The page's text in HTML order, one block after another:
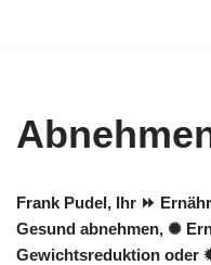
Frank Pudel, Ihr ⏩
Gesund abnehmen, ✺
Gewichtsreduktion oder